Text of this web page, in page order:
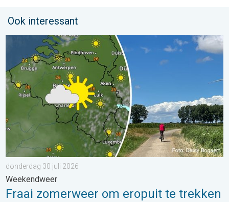
Ook interessant
Fraai zomerweer om eropuit te trekken. Weekendweer. . .
donderdag 30 juli 2026
Weekendweer
Fraai zomerweer om eropuit te trekken